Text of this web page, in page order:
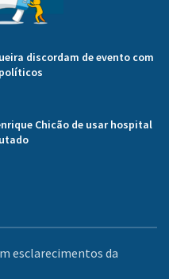
discordam de evento com
Chicão de usar hospital
esclarecimentos da